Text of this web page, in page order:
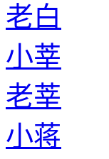
老白
小莘
老莘
小蒋